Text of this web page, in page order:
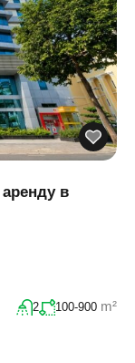
в
2 100-900 m²